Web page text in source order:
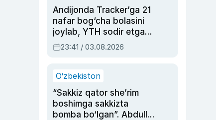
Andijonda Tracker’ga 21
nafar bog‘cha bolasini
joylab, YTH sodir etgan
ayolga sud hukmi o‘qildi
23:41 / 03.08.2026
O‘zbekiston
“Sakkiz qator she’rim
boshimga sakkizta
bomba bo‘lgan”. Abdulla